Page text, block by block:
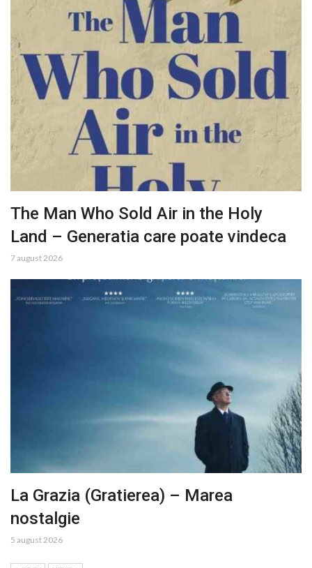
The Man Who Sold Air in the Holy
Land – Generatia care poate vindeca
7 august 2026
La Grazia (Gratierea) – Marea
nostalgie
5 august 2026